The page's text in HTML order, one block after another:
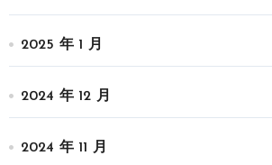
2025 年 1 月
2024 年 12 月
2024 年 11 月